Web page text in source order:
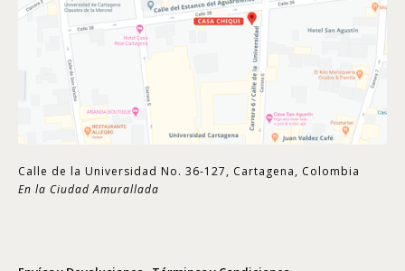
Calle de la Universidad No. 36-127, Cartagena, Colombia
En la Ciudad Amurallada